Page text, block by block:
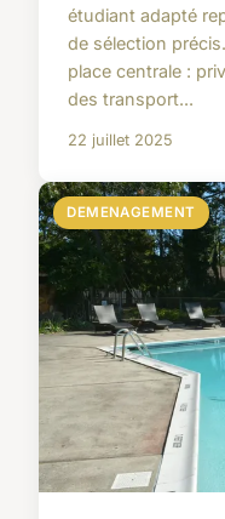
étudiant adapté
de sélection
place centrale :
des transport...
22 juillet 2025
DEMENAGEMENT